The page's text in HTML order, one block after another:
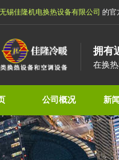
无锡佳隆机电换热设备有限公司 的官
拥有
在换
公司概况 新